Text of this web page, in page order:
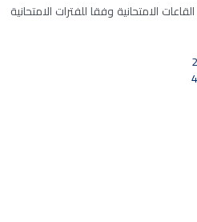
الامتحانية وفقا للفترات الامتحانية